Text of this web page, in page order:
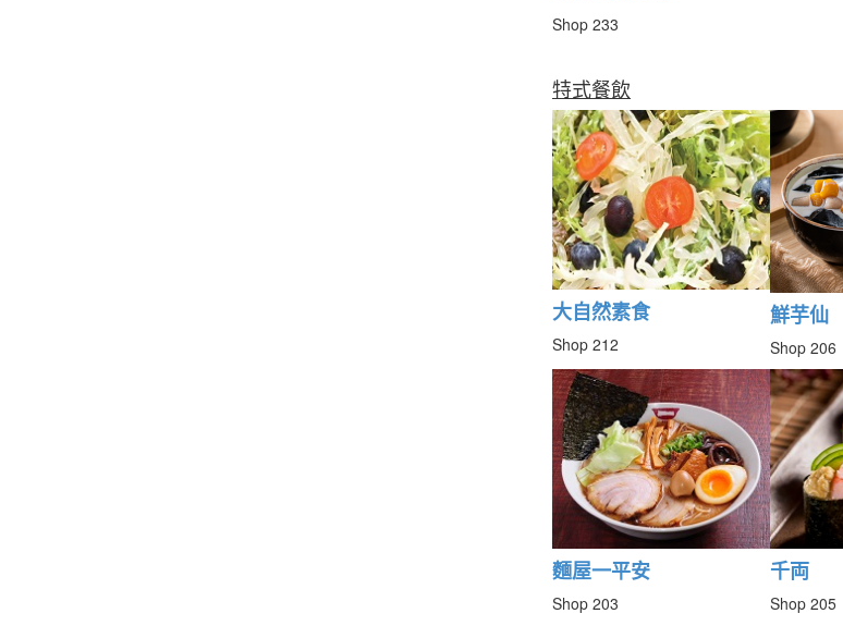
Shop 233
特式餐飲
大自然素食
Shop 212
鮮芋仙
Shop 206
麵屋一平安
Shop 203
千両
Shop 205